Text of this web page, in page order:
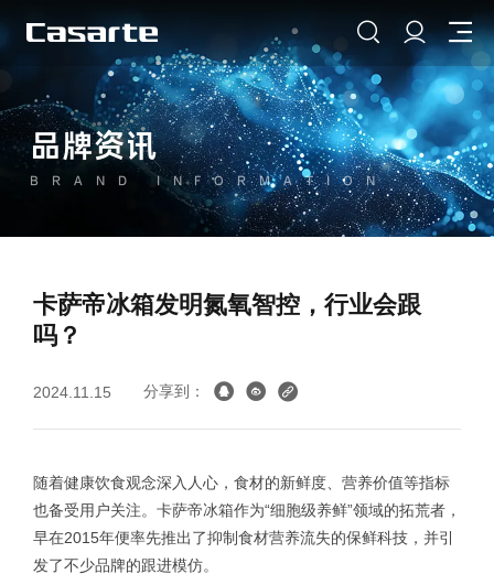
品牌资讯
BRAND INFORMATION
卡萨帝冰箱发明氮氧智控，行业会跟
吗？
2024.11.15 分享到：
随着健康饮食观念深入人心，食材的新鲜度、营养价值等指标
也备受用户关注。卡萨帝冰箱作为“细胞级养鲜”领域的拓荒者，
早在2015年便率先推出了抑制食材营养流失的保鲜科技，并引
发了不少品牌的跟进模仿。